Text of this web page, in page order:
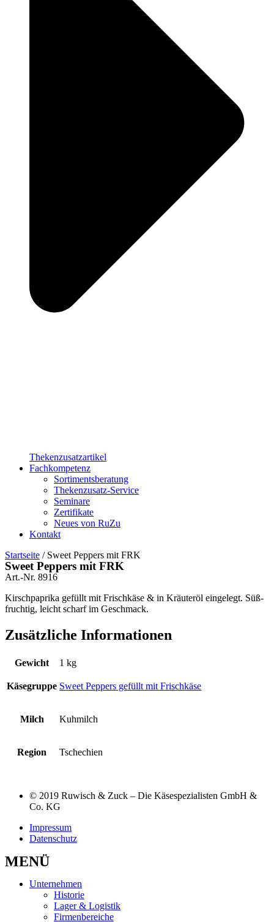
Thekenzusatzartikel
Fachkompetenz
Sortimentsberatung
Thekenzusatz-Service
Seminare
Zertifikate
Neues von RuZu
Kontakt
Startseite / Sweet Peppers mit FRK
Sweet Peppers mit FRK
Art.-Nr. 8916
Kirschpaprika gefüllt mit Frischkäse & in Kräuteröl eingelegt. Süß-
fruchtig, leicht scharf im Geschmack.
Zusätzliche Informationen
Gewicht 1 kg
Käsegruppe Sweet Peppers gefüllt mit Frischkäse
Milch Kuhmilch
Region Tschechien
© 2019 Ruwisch & Zuck – Die Käsespezialisten GmbH &
Co. KG
Impressum
Datenschutz
MENÜ
Unternehmen
Historie
Lager & Logistik
Firmenbereiche